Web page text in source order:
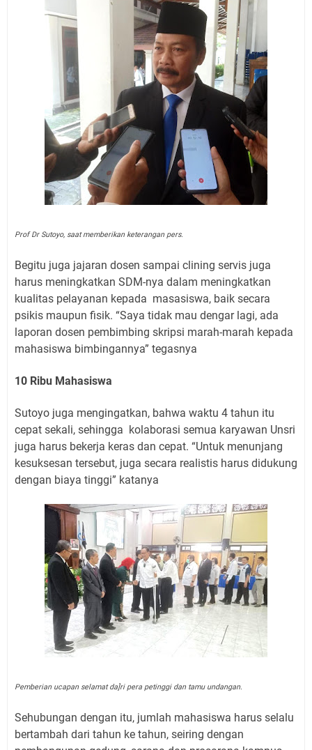
Prof Dr Sutoyo, saat memberikan keterangan pers.
Begitu juga jajaran dosen sampai clining servis juga
harus meningkatkan SDM-nya dalam meningkatkan
kualitas pelayanan kepada masasiswa, baik secara
psikis maupun fisik. “Saya tidak mau dengar lagi, ada
laporan dosen pembimbing skripsi marah-marah kepada
mahasiswa bimbingannya” tegasnya
10 Ribu Mahasiswa
Sutoyo juga mengingatkan, bahwa waktu 4 tahun itu
cepat sekali, sehingga kolaborasi semua karyawan Unsri
juga harus bekerja keras dan cepat. “Untuk menunjang
kesuksesan tersebut, juga secara realistis harus didukung
dengan biaya tinggi” katanya
Pemberian ucapan selamat da]ri pera petinggi dan tamu undangan.
Sehubungan dengan itu, jumlah mahasiswa harus selalu
bertambah dari tahun ke tahun, seiring dengan